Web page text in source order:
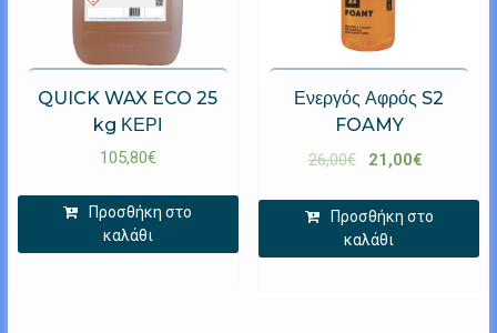
QUICK WAX ECO 25
kg ΚΕΡΙ
105,80€
Προσθήκη στο
καλάθι
Ενεργός Αφρός S2
FOAMY
26,00€ 21,00€
Προσθήκη στο
καλάθι